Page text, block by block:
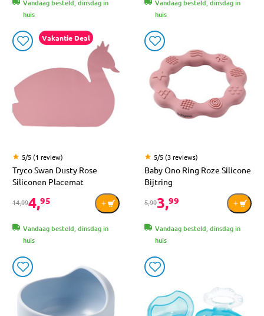
Vandaag besteld, dinsdag in
huis
Vandaag besteld, dinsdag in
huis
Vakantie Deal
5/5 (1 review)
Tryco Swan Dusty Rose
Siliconen Placemat
14,994,95
Vandaag besteld, dinsdag in
huis
5/5 (3 reviews)
Baby Ono Ring Roze Silicone
Bijtring
5,993,99
Vandaag besteld, dinsdag in
huis